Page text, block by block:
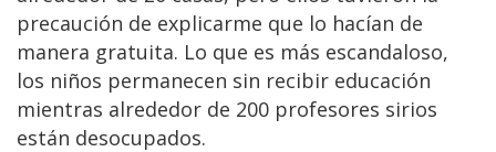
precaución de explicarme que lo hacían de
manera gratuita. Lo que es más escandaloso,
los niños permanecen sin recibir educación
mientras alrededor de 200 profesores sirios
están desocupados.